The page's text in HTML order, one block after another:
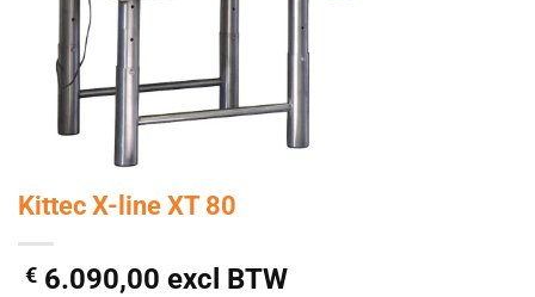
Kittec X-line XT 80
€ 6.090,00 excl BTW